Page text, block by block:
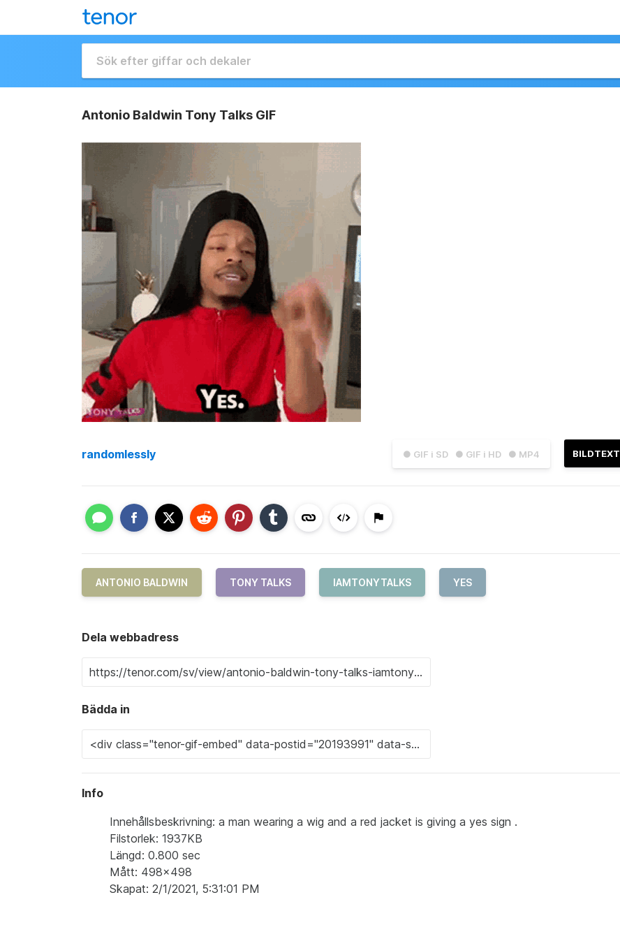
Antonio Baldwin Tony Talks GIF
● GIF i SD ● GIF i HD ● MP4 BILDTEXT
randomlessly
ANTONIO BALDWIN TONY TALKS IAMTONYTALKS YES
Dela webbadress
Bädda in
Info
Innehållsbeskrivning: a man wearing a wig and a red jacket is giving a yes sign .
Filstorlek: 1937KB
Längd: 0.800 sec
Mått: 498x498
Skapat: 2/1/2021, 5:31:01 PM